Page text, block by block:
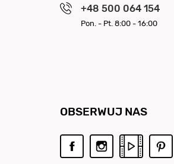
+48 500 064 154
Pon. - Pt. 8:00 - 16:00
OBSERWUJ NAS